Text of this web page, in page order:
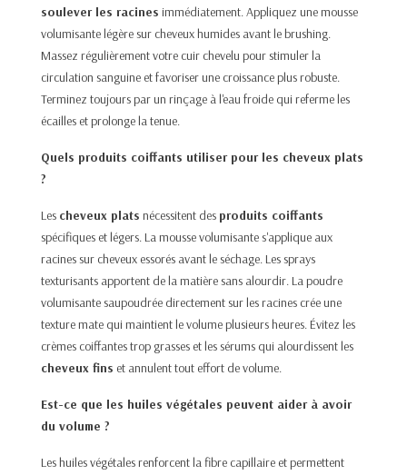
soulever les racines immédiatement. Appliquez une mousse
volumisante légère sur cheveux humides avant le brushing.
Massez régulièrement votre cuir chevelu pour stimuler la
circulation sanguine et favoriser une croissance plus robuste.
Terminez toujours par un rinçage à l'eau froide qui referme les
écailles et prolonge la tenue.
Quels produits coiffants utiliser pour les cheveux plats
?
Les cheveux plats nécessitent des produits coiffants
spécifiques et légers. La mousse volumisante s'applique aux
racines sur cheveux essorés avant le séchage. Les sprays
texturisants apportent de la matière sans alourdir. La poudre
volumisante saupoudrée directement sur les racines crée une
texture mate qui maintient le volume plusieurs heures. Évitez les
crèmes coiffantes trop grasses et les sérums qui alourdissent les
cheveux fins et annulent tout effort de volume.
Est-ce que les huiles végétales peuvent aider à avoir
du volume ?
Les huiles végétales renforcent la fibre capillaire et permettent